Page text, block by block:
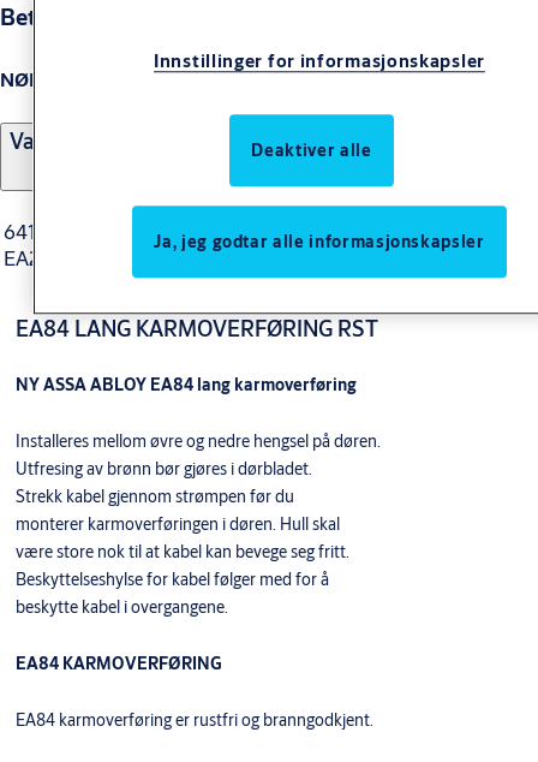
Betegnelse
NØDUTSTYR
Varianter
Produkt
Produkt-ID
6415 NØDUTSTYR FOR EL648/EL654 8125415
EA200 NØD PLASTKOPP 1 PK = 5 STK
815205100000
EA84 LANG KARMOVERFØRING RST
NY ASSA ABLOY EA84 lang karmoverføring
Installeres mellom øvre og nedre hengsel på døren.
Utfresing av brønn bør gjøres i dørbladet.
Strekk kabel gjennom strømpen før du
monterer karmoverføringen i døren. Hull skal
være store nok til at kabel kan bevege seg fritt.
Beskyttelseshylse for kabel følger med for å
beskytte kabel i overgangene.
EA84 KARMOVERFØRING
EA84 karmoverføring er rustfri og branngodkjent.
Innstillinger for informasjonskapsler
Deaktiver alle
Ja, jeg godtar alle informasjonskapsler